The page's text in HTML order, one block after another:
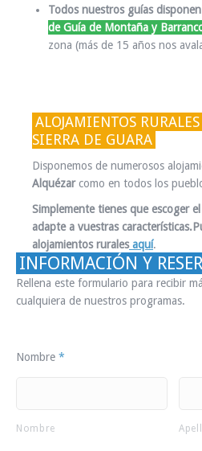
Todos nuestros guías
de Guía de Montaña y
zona (más de 15 años nos
ALOJAMIENTOS
SIERRA DE GUARA
Disponemos de numerosos
Alquézarcomo en todos los
Simplemente tienes que escoger
adapte a vuestras
alojamientos ruralesaquí.
INFORMACIÓN Y
Rellena este formulario para recibir
cualquiera de nuestros programas.
Nombre *
Nombre